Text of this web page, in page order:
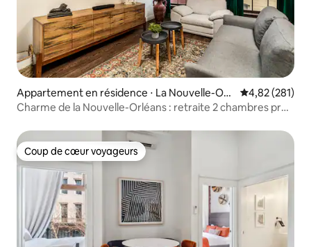
Appartement en résidence ⋅ La Nouvelle-Orl
éans
Évaluation
4,82 (281)
Charme de la Nouvelle-Orléans : retraite 2 chambres près
Coup de cœur voyageurs
Coup de cœur voyageurs